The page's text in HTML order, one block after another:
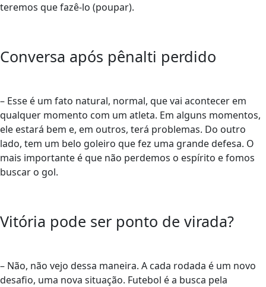
teremos que fazê-lo (poupar).
Conversa após pênalti perdido
– Esse é um fato natural, normal, que vai acontecer em
qualquer momento com um atleta. Em alguns momentos,
ele estará bem e, em outros, terá problemas. Do outro
lado, tem um belo goleiro que fez uma grande defesa. O
mais importante é que não perdemos o espírito e fomos
buscar o gol.
Vitória pode ser ponto de virada?
– Não, não vejo dessa maneira. A cada rodada é um novo
desafio, uma nova situação. Futebol é a busca pela